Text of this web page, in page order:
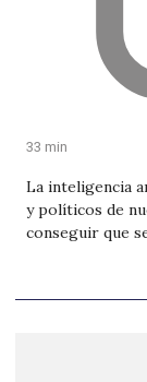
33 min
La inteligencia
y políticos de
conseguir que